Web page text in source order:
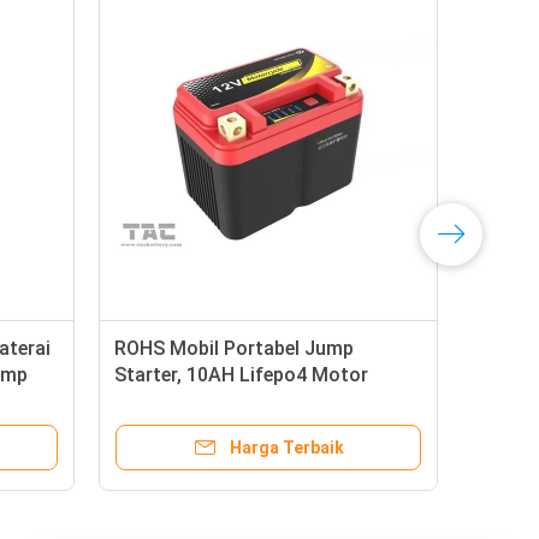
Alat Bantu Gawat Darurat
6000mAh Portable Car Jump
Power Bank
Harga Terbaik